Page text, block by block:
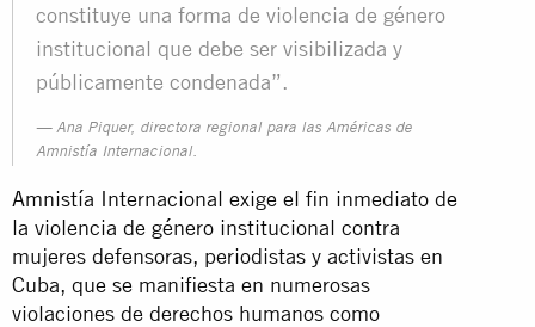
constituye una forma de violencia de género
institucional que debe ser visibilizada y
públicamente condenada”.
Ana Piquer, directora regional para las Américas de
Amnistía Internacional.
Amnistía Internacional exige el fin inmediato de
la violencia de género institucional contra
mujeres defensoras, periodistas y activistas en
Cuba, que se manifiesta en numerosas
violaciones de derechos humanos como